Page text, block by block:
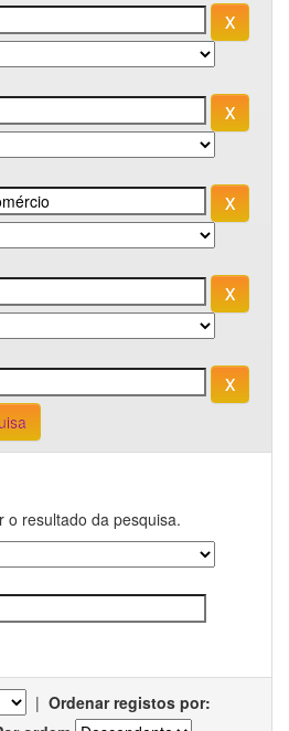
o resultado da pesquisa.
| Ordenar registos por: